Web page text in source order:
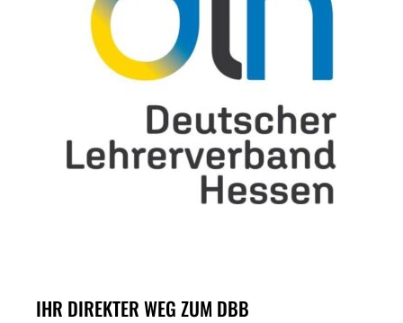
IHR DIREKTER WEG ZUM DBB